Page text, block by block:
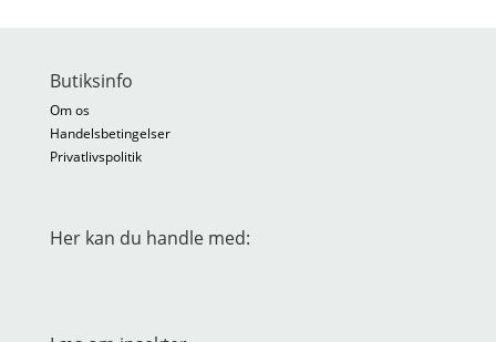
Butiksinfo
Om os
Handelsbetingelser
Privatlivspolitik
Her kan du handle med: